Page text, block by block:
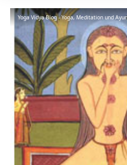
Yoga Vidya Blog - Yoga, Meditation und